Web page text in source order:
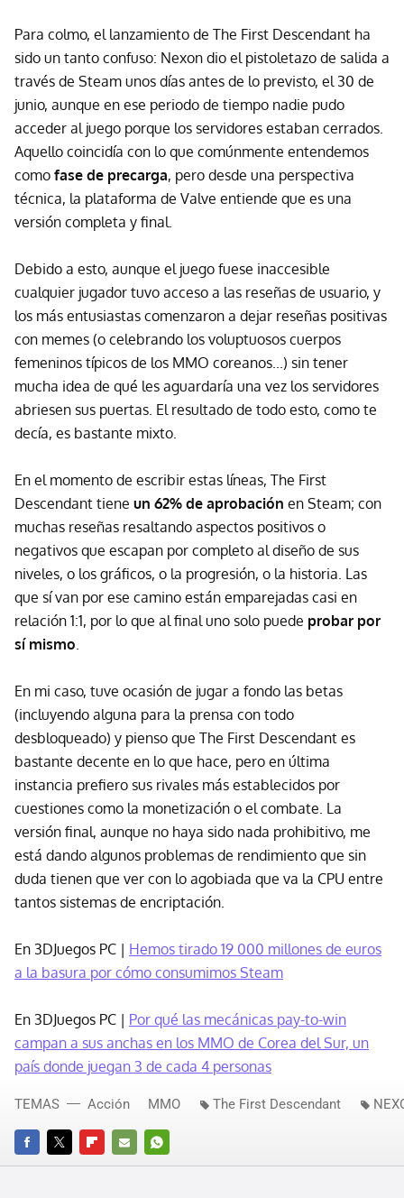
Para colmo, el lanzamiento de The First Descendant ha
sido un tanto confuso: Nexon dio el pistoletazo de salida a
través de Steam unos días antes de lo previsto, el 30 de
junio, aunque en ese periodo de tiempo nadie pudo
acceder al juego porque los servidores estaban cerrados.
Aquello coincidía con lo que comúnmente entendemos
como fase de precarga, pero desde una perspectiva
técnica, la plataforma de Valve entiende que es una
versión completa y final.
Debido a esto, aunque el juego fuese inaccesible
cualquier jugador tuvo acceso a las reseñas de usuario, y
los más entusiastas comenzaron a dejar reseñas positivas
con memes (o celebrando los voluptuosos cuerpos
femeninos típicos de los MMO coreanos...) sin tener
mucha idea de qué les aguardaría una vez los servidores
abriesen sus puertas. El resultado de todo esto, como te
decía, es bastante mixto.
En el momento de escribir estas líneas, The First
Descendant tiene un 62% de aprobación en Steam; con
muchas reseñas resaltando aspectos positivos o
negativos que escapan por completo al diseño de sus
niveles, o los gráficos, o la progresión, o la historia. Las
que sí van por ese camino están emparejadas casi en
relación 1:1, por lo que al final uno solo puede probar por
sí mismo.
En mi caso, tuve ocasión de jugar a fondo las betas
(incluyendo alguna para la prensa con todo
desbloqueado) y pienso que The First Descendant es
bastante decente en lo que hace, pero en última
instancia prefiero sus rivales más establecidos por
cuestiones como la monetización o el combate. La
versión final, aunque no haya sido nada prohibitivo, me
está dando algunos problemas de rendimiento que sin
duda tienen que ver con lo agobiada que va la CPU entre
tantos sistemas de encriptación.
En 3DJuegos PC | Hemos tirado 19 000 millones de euros
a la basura por cómo consumimos Steam
En 3DJuegos PC | Por qué las mecánicas pay-to-win
campan a sus anchas en los MMO de Corea del Sur, un
país donde juegan 3 de cada 4 personas
FACEBOOKTWITTERFLIPBOARD
E-
WHATSAPP
TEMAS Acción MMO The First Descendant